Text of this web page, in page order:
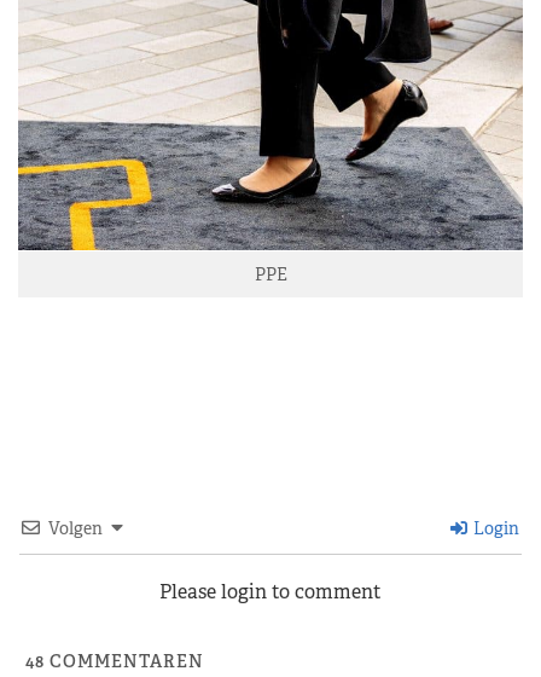
PPE
Volgen Login
Please login to comment
48 COMMENTAREN